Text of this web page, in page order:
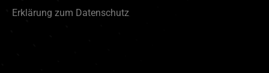
Erklärung zum Datenschutz